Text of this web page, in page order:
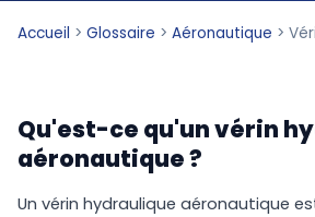
Accueil > Glossaire > Aéronautique >
Qu'est-ce qu'un vérin
aéronautique ?
Un vérin hydraulique aéronautique